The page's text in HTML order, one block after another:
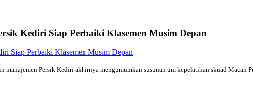
Kediri Siap Perbaiki Klasemen Musim Depan
manajemen Persik Kediri akhirnya mengumumkan susunan tim kepelatihan skuad Macan